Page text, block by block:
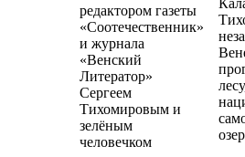
редактором газеты
«Соотечественник»
и журнала
«Венский
Литератор»
Сергеем
Тихомировым и
зелёным
человечком